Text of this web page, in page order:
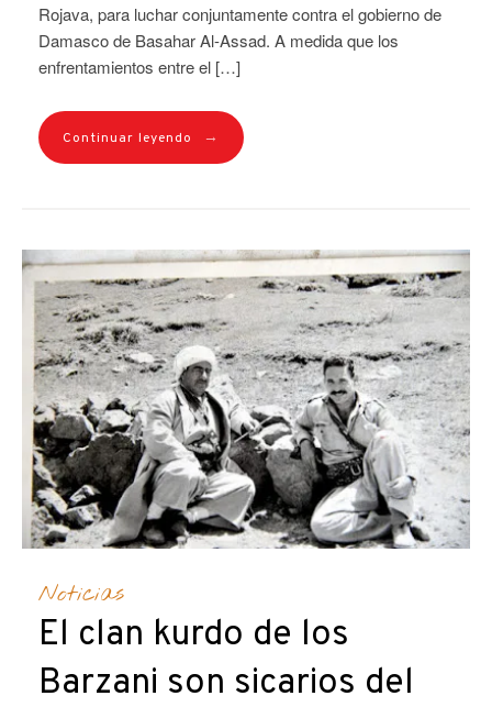
Rojava, para luchar conjuntamente contra el gobierno de
Damasco de Basahar Al-Assad. A medida que los
enfrentamientos entre el […]
Continuar leyendo →
Noticias
El clan kurdo de los
Barzani son sicarios del